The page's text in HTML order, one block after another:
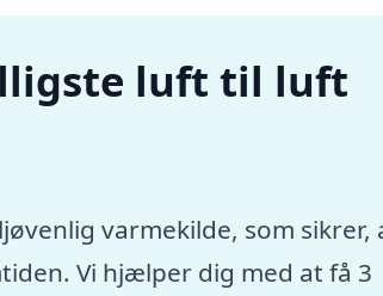
luft til luft
varmekilde, som sikrer,
Vi hjælper dig med at få 3